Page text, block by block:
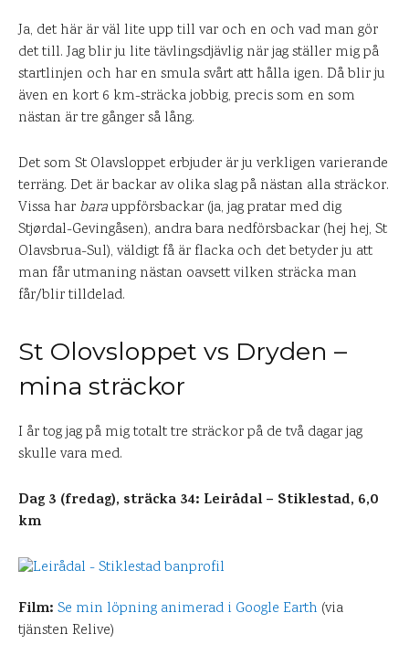
Ja, det här är väl lite upp till var och en och vad man gör
det till. Jag blir ju lite tävlingsdjävlig när jag ställer mig på
startlinjen och har en smula svårt att hålla igen. Då blir ju
även en kort 6 km-sträcka jobbig, precis som en som
nästan är tre gånger så lång.
Det som St Olavsloppet erbjuder är ju verkligen varierande
terräng. Det är backar av olika slag på nästan alla sträckor.
Vissa har barauppförsbackar (ja, jag pratar med dig
Stjørdal-Gevingåsen), andra bara nedförsbackar (hej hej, St
Olavsbrua-Sul), väldigt få är flacka och det betyder ju att
man får utmaning nästan oavsett vilken sträcka man
får/blir tilldelad.
St Olovsloppet vs Dryden –
mina sträckor
I år tog jag på mig totalt tre sträckor på de två dagar jag
skulle vara med.
Dag 3 (fredag), sträcka 34: Leirådal – Stiklestad, 6,0
km
Film: Se min löpning animerad i Google Earth (via
tjänsten Relive)